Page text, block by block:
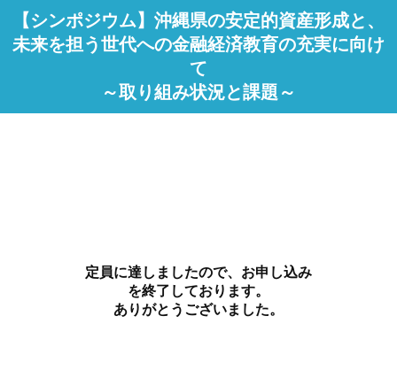
【シンポジウム】沖縄県の安定的資産形成と、
未来を担う世代への金融経済教育の充実に向け
て
～取り組み状況と課題～
定員に達しましたので、お申し込み
を終了しております。
ありがとうございました。